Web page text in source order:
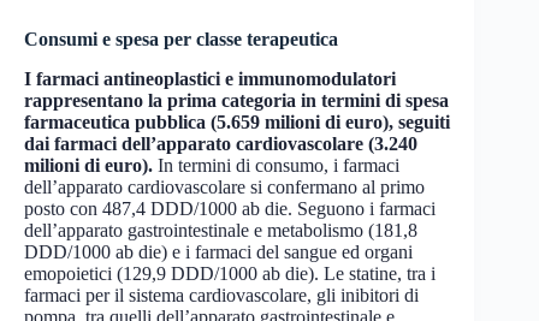
Consumi e spesa per classe terapeutica
I farmaci antineoplastici e immunomodulatori
rappresentano la prima categoria in termini di spesa
farmaceutica pubblica (5.659 milioni di euro), seguiti
dai farmaci dell’apparato cardiovascolare (3.240
milioni di euro). In termini di consumo, i farmaci
dell’apparato cardiovascolare si confermano al primo
posto con 487,4 DDD/1000 ab die. Seguono i farmaci
dell’apparato gastrointestinale e metabolismo (181,8
DDD/1000 ab die) e i farmaci del sangue ed organi
emopoietici (129,9 DDD/1000 ab die). Le statine, tra i
farmaci per il sistema cardiovascolare, gli inibitori di
pompa, tra quelli dell’apparato gastrointestinale e